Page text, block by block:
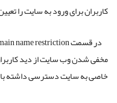
کاربران برای ورود به سایت را
مخفی شدن وب سایت از دید کاربران
خاصی به سایت دسترسی داشته